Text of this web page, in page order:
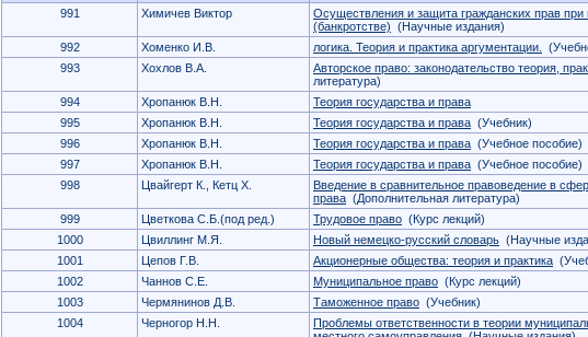
991
Химичев Виктор
Осуществления и защита гражданских прав при
(банкротстве) (Научные издания)
992
Хоменко И.В. логика. Теория и практика аргументации.
993
Хохлов В.А. Авторское право: законодательство теория,
литература)
994
Хропанюк В.Н.
Теория государства и права
995
Хропанюк В.Н. Теория государства и права (Учебник)
996
Хропанюк В.Н. Теория государства и права (Учебное пособие)
997
Хропанюк В.Н. Теория государства и права (Учебное пособие)
998
Цвайгерт К., Кетц Х.
Введение в сравнительное правоведение в
права (Дополнительная литература)
999
Цветкова С.Б.(под ред.) Трудовое право (Курс лекций)
1000
Цвиллинг М.Я. Новый немецко-русский словарь (Научные
1001
Цепов Г.В. Акционерные общества: теория и практика
1002
Чаннов С.Е. Муниципальное право (Курс лекций)
1003
Чермянинов Д.В. Таможенное право (Учебник)
1004
Черногор Н.Н.
Проблемы ответственности в теории